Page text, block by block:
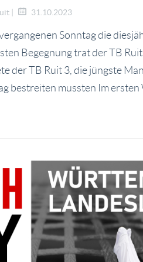
| 31.10.2023
Sonntag die
Begegnung trat der TB
der TB Ruit 3, die jüngste
bestreiten mussten Im ersten